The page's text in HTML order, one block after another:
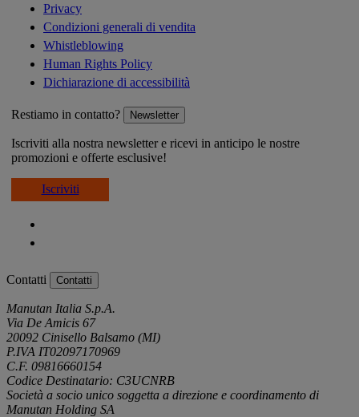
Privacy
Condizioni generali di vendita
Whistleblowing
Human Rights Policy
Dichiarazione di accessibilità
Restiamo in contatto? Newsletter
Iscriviti alla nostra newsletter e ricevi in anticipo le nostre
promozioni e offerte esclusive!
Iscriviti
Contatti Contatti
Manutan Italia S.p.A.
Via De Amicis 67
20092 Cinisello Balsamo (MI)
P.IVA IT02097170969
C.F. 09816660154
Codice Destinatario: C3UCNRB
Società a socio unico soggetta a direzione e coordinamento di
Manutan Holding SA